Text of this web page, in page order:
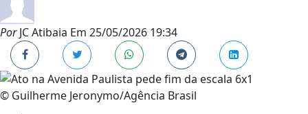
PorJC Atibaia Em 25/05/2026 19:34
© Guilherme Jeronymo/Agência Brasil